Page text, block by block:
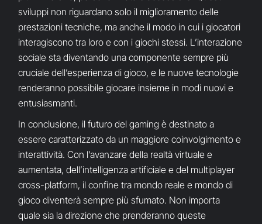
sviluppi non riguardano solo il miglioramento delle
prestazioni tecniche, ma anche il modo in cui i giocatori
interagiscono tra loro e con i giochi stessi. L’interazione
sociale sta diventando una componente sempre più
cruciale dell’esperienza di gioco, e le nuove tecnologie
renderanno possibile giocare insieme in modi nuovi e
entusiasmanti.
In conclusione, il futuro del gaming è destinato a
essere caratterizzato da un maggiore coinvolgimento e
interattività. Con l’avanzare della realtà virtuale e
aumentata, dell’intelligenza artificiale e del multiplayer
cross-platform, il confine tra mondo reale e mondo di
gioco diventerà sempre più sfumato. Non importa
quale sia la direzione che prenderanno queste